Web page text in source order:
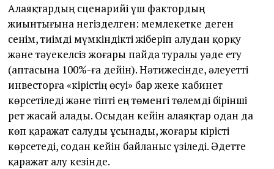
Алаяқтардың сценарийі үш фактордың
жиынтығына негізделген: мемлекетке деген
сенім, тиімді мүмкіндікті жіберіп алудан қорқу
және тәуекелсіз жоғары пайда туралы уәде ету
(аптасына 100%-ға дейін). Нәтижесінде, әлеуетті
инвесторға «кірістің өсуі» бар жеке кабинет
көрсетіледі және тіпті ең төменгі төлемді бірінші
рет жасай алады. Осыдан кейін алаяқтар одан да
көп қаражат салуды ұсынады, жоғары кірісті
көрсетеді, содан кейін байланыс үзіледі. Әдетте
қаражат алу кезінде.